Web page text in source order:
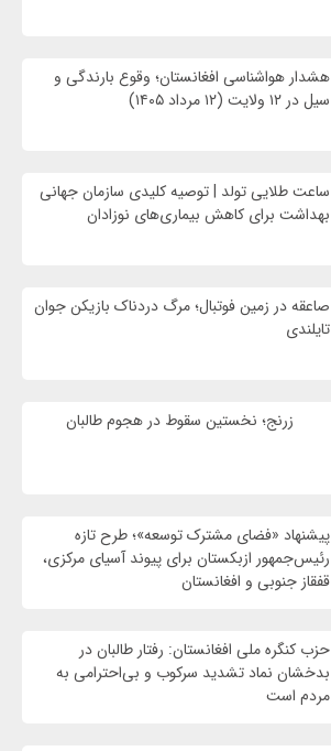
هشدار هواشناسی افغانستان؛ وقوع بارندگی و
سیل در ۱۲ ولایت (۱۲ مرداد ۱۴۰۵)
ساعت طلایی تولد | توصیه کلیدی سازمان جهانی
بهداشت برای کاهش بیماری‌های نوزادان
صاعقه در زمین فوتبال؛ مرگ دردناک بازیکن جوان
تایلندی
زرنج؛ نخستین سقوط در هجوم طالبان
پیشنهاد «فضای مشترک توسعه»؛ طرح تازه
رئیس‌جمهور ازبکستان برای پیوند آسیای مرکزی،
قفقاز جنوبی و افغانستان
حزب کنگره ملی افغانستان: رفتار طالبان در
بدخشان نماد تشدید سرکوب و بی‌احترامی به
مردم است